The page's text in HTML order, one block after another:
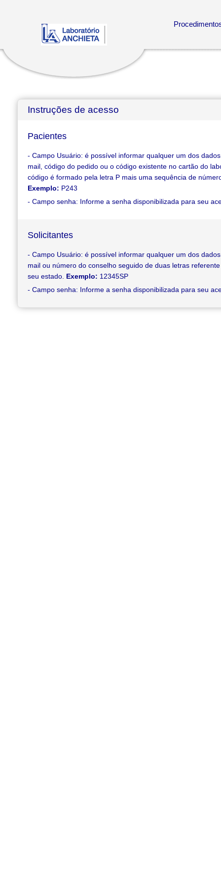
Instruções de acesso
Pacientes
- Campo Usuário: é possível informar qualquer um dos
mail, código do pedido ou o código existente no cartão do
código é formado pela letra P mais uma sequência de
Exemplo: P243
- Campo senha: Informe a senha disponibilizada para seu
Solicitantes
- Campo Usuário: é possível informar qualquer um dos
mail ou número do conselho seguido de duas letras
seu estado. Exemplo: 12345SP
- Campo senha: Informe a senha disponibilizada para seu